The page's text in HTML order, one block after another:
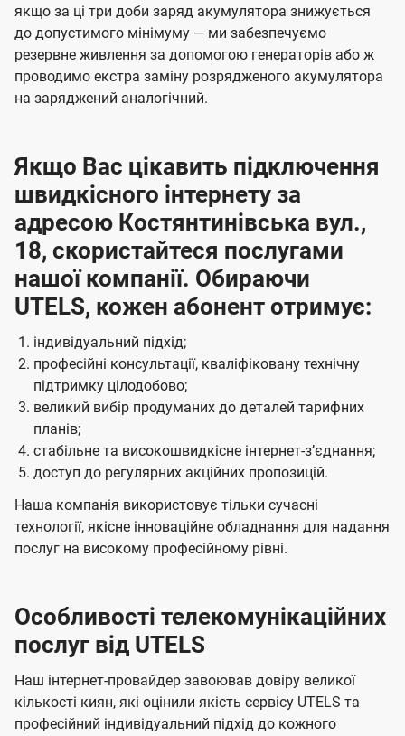
якщо за ці три доби заряд акумулятора знижується
до допустимого мінімуму — ми забезпечуємо
резервне живлення за допомогою генераторів або ж
проводимо екстра заміну розрядженого акумулятора
на заряджений аналогічний.
Якщо Вас цікавить підключення
швидкісного інтернету за
адресою Костянтинівська вул.,
18, скористайтеся послугами
нашої компанії. Обираючи
UTELS, кожен абонент отримує:
індивідуальний підхід;
професійні консультації, кваліфіковану технічну
підтримку цілодобово;
великий вибір продуманих до деталей тарифних
планів;
стабільне та високошвидкісне інтернет-зʼєднання;
доступ до регулярних акційних пропозицій.
Наша компанія використовує тільки сучасні
технології, якісне інноваційне обладнання для надання
послуг на високому професійному рівні.
Особливості телекомунікаційних
послуг від UTELS
Наш інтернет-провайдер завоював довіру великої
кількості киян, які оцінили якість сервісу UTELS та
професійний індивідуальний підхід до кожного